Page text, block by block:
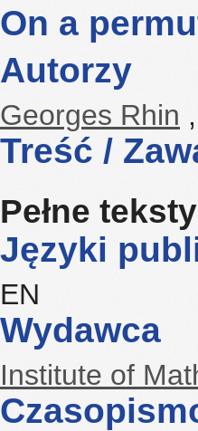
On a
Autorzy
Georges Rhin ,
Treść /
Pełne
Języki
EN
Wydawca
Institute of